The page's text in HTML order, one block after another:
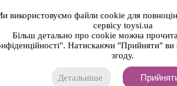
використовуємо файли cookie для
сервісу toysi.ua
Більш детально про cookie можна
Натискаючи "Прийняти" ви
згоду.
Детальніше
© 2026 Toysi.ua